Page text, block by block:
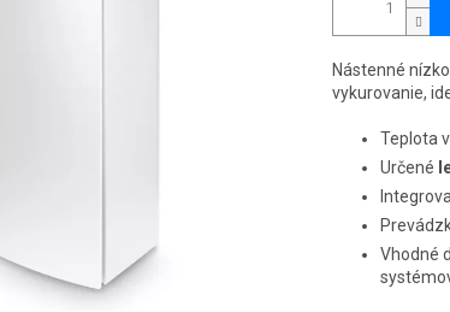
Nástenné
vykurovanie,
Teplota
Určené
Vhodné